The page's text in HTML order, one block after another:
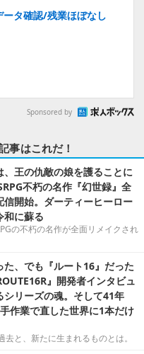
タ確認/残業ほぼなし
Sponsored by
事はこれだ！
王の仇敵の娘を護ることに
不朽の名作『幻世録』全
開始。ダーティーヒーロー
和に蘇る
の不朽の名作が全面リメイクされ
、でも『ルート16』だった
』開発者インタビュ
シリーズの魂。そして41年
作業で直した世界に1本だけ
と、新たに生まれるものとは。